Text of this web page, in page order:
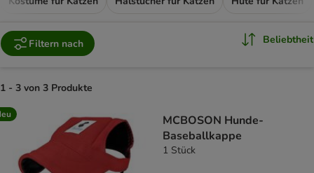
Filtern nach Beliebtheit
1 - 3 von 3 Produkte
product items have been changed
MCBOSON Hunde-
Baseballkappe
1 Stück